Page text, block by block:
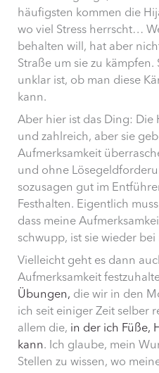
häufigsten kommen die
wo viel Stress herrscht…
behalten will, hat aber
Straße um sie zu
unklar ist, ob man diese
kann.
Aber hier ist das Ding: Die
und zahlreich, aber sie
Aufmerksamkeit
und ohne
sozusagen gut im
Festhalten. Eigentlich
dass meine
schwupp, ist sie wieder bei
Vielleicht geht es dann
Aufmerksamkeit
Übungen, die wir in den
ich seit einiger Zeit selber
allem die, in der ich Füße,
kann. Ich glaube, mein
Stellen zu wissen, wo